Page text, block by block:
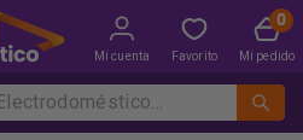
Mi cuenta Favorito Mi pedido